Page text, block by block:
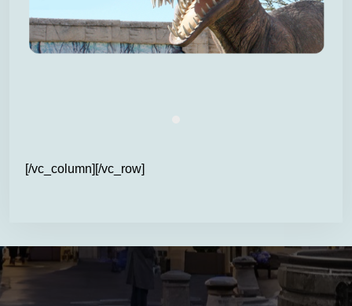
[/vc_column][/vc_row]